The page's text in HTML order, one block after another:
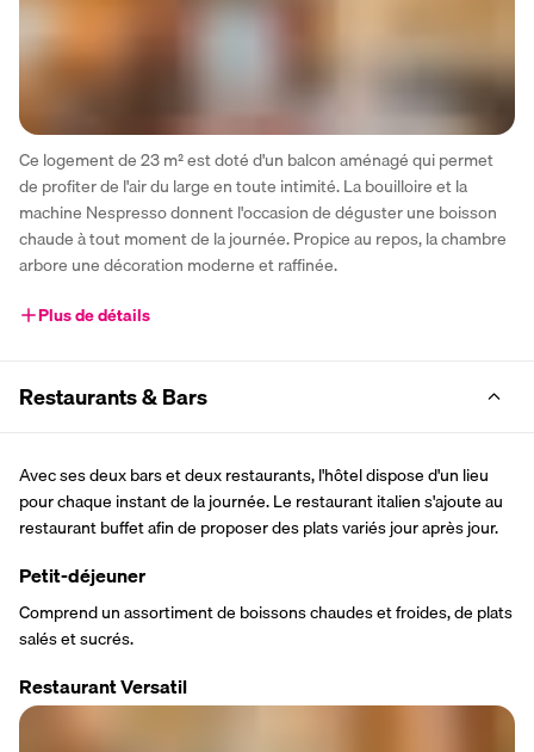
Ce logement de 23 m² est doté d'un balcon aménagé qui permet
de profiter de l'air du large en toute intimité. La bouilloire et la
machine Nespresso donnent l'occasion de déguster une boisson
chaude à tout moment de la journée. Propice au repos, la chambre
arbore une décoration moderne et raffinée.
Plus de détails
Restaurants & Bars
Avec ses deux bars et deux restaurants, l'hôtel dispose d'un lieu
pour chaque instant de la journée. Le restaurant italien s'ajoute au
restaurant buffet afin de proposer des plats variés jour après jour.
Petit-déjeuner
Comprend un assortiment de boissons chaudes et froides, de plats
salés et sucrés.
Restaurant Versatil